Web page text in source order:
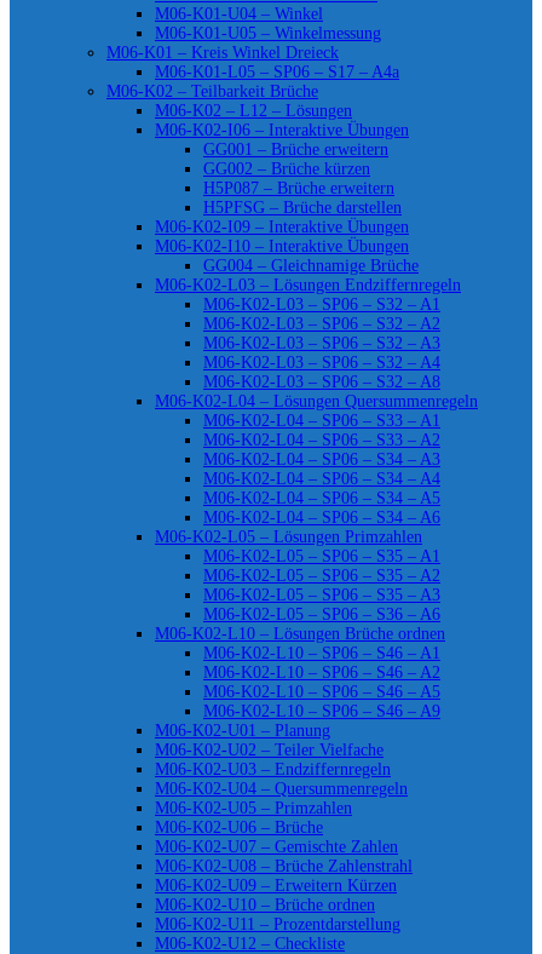
M06-K01-U04 – Winkel
M06-K01-U05 – Winkelmessung
M06-K01 – Kreis Winkel Dreieck
M06-K01-L05 – SP06 – S17 – A4a
M06-K02 – Teilbarkeit Brüche
M06-K02 – L12 – Lösungen
M06-K02-I06 – Interaktive Übungen
GG001 – Brüche erweitern
GG002 – Brüche kürzen
H5P087 – Brüche erweitern
H5PFSG – Brüche darstellen
M06-K02-I09 – Interaktive Übungen
M06-K02-I10 – Interaktive Übungen
GG004 – Gleichnamige Brüche
M06-K02-L03 – Lösungen Endziffernregeln
M06-K02-L03 – SP06 – S32 – A1
M06-K02-L03 – SP06 – S32 – A2
M06-K02-L03 – SP06 – S32 – A3
M06-K02-L03 – SP06 – S32 – A4
M06-K02-L03 – SP06 – S32 – A8
M06-K02-L04 – Lösungen Quersummenregeln
M06-K02-L04 – SP06 – S33 – A1
M06-K02-L04 – SP06 – S33 – A2
M06-K02-L04 – SP06 – S34 – A3
M06-K02-L04 – SP06 – S34 – A4
M06-K02-L04 – SP06 – S34 – A5
M06-K02-L04 – SP06 – S34 – A6
M06-K02-L05 – Lösungen Primzahlen
M06-K02-L05 – SP06 – S35 – A1
M06-K02-L05 – SP06 – S35 – A2
M06-K02-L05 – SP06 – S35 – A3
M06-K02-L05 – SP06 – S36 – A6
M06-K02-L10 – Lösungen Brüche ordnen
M06-K02-L10 – SP06 – S46 – A1
M06-K02-L10 – SP06 – S46 – A2
M06-K02-L10 – SP06 – S46 – A5
M06-K02-L10 – SP06 – S46 – A9
M06-K02-U01 – Planung
M06-K02-U02 – Teiler Vielfache
M06-K02-U03 – Endziffernregeln
M06-K02-U04 – Quersummenregeln
M06-K02-U05 – Primzahlen
M06-K02-U06 – Brüche
M06-K02-U07 – Gemischte Zahlen
M06-K02-U08 – Brüche Zahlenstrahl
M06-K02-U09 – Erweitern Kürzen
M06-K02-U10 – Brüche ordnen
M06-K02-U11 – Prozentdarstellung
M06-K02-U12 – Checkliste